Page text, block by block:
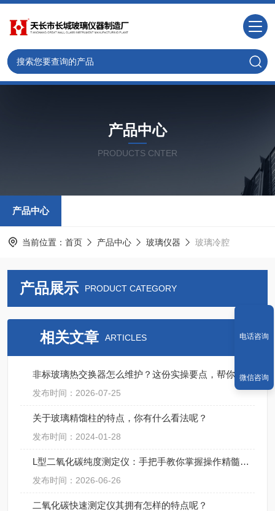
产品中心
PRODUCTS CNTER
产品中心
当前位置： 首页 产品中心 玻璃仪器 玻璃冷腔
产品展示 PRODUCT CATEGORY
相关文章 ARTICLES
非标玻璃热交换器怎么维护？这份实操要点，帮你省成本！
发布时间：2026-07-25
关于玻璃精馏柱的特点，你有什么看法呢？
发布时间：2024-01-28
L型二氧化碳纯度测定仪：手把手教你掌握操作精髓，轻松搞定精准检测！
发布时间：2026-06-26
二氧化碳快速测定仪其拥有怎样的特点呢？
电话咨询
微信咨询